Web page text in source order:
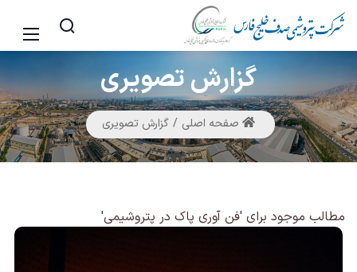
گزارشتصویری
صفحه اصلی گزارش تصویری
مطالب موجود برای 'فن آوری پاک در پتروشیمی'